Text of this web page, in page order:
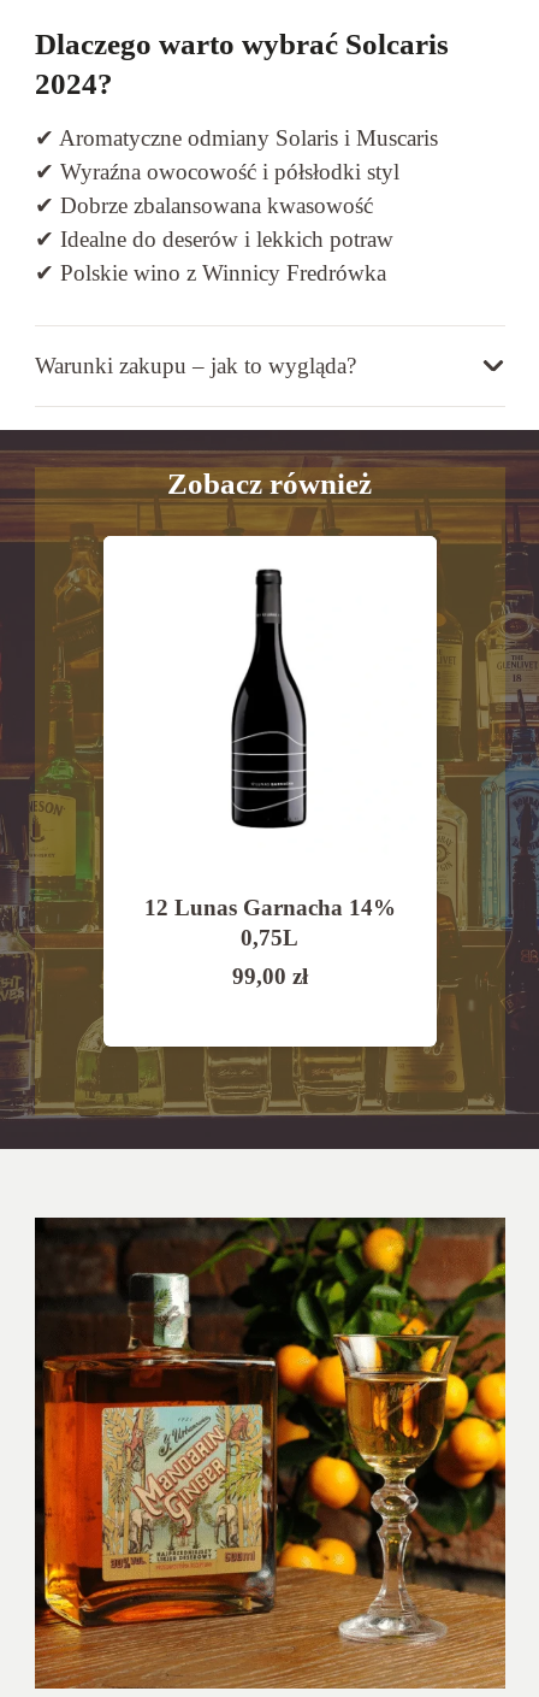
Dlaczego warto wybrać Solcaris
2024?
✔ Aromatyczne odmiany Solaris i Muscaris
✔ Wyraźna owocowość i półsłodki styl
✔ Dobrze zbalansowana kwasowość
✔ Idealne do deserów i lekkich potraw
✔ Polskie wino z Winnicy Fredrówka
Warunki zakupu – jak to wygląda?
Zobacz również
12 Lunas Garnacha 14%
0,75L
99,00 zł